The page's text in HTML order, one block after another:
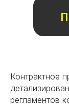
Контрактное
регламентов
грузов